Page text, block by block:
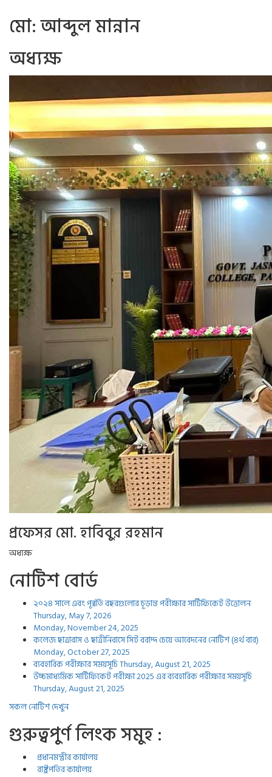
মো: আব্দুল মান্নান
অধ্যক্ষ
প্রফেসর মো. হাবিবুর রহমান
অধ্যক্ষ
নোটিশ বোর্ড
২০২৪ সালে এবং পূর্ব্বর্তি বছরগুলোর চূড়ান্ত পরীক্ষার সার্টিফিকেট উত্তোলন
Thursday, May 7, 2026
Monday, November 24, 2025
কলেজ ছাত্রাবাস ও ছাত্রীনিবাসে সিট বরাদ্দ চেয়ে আবেদনের নোটিশ (৪র্থ বার)
Monday, October 27, 2025
ব্যবহারিক পরীক্ষার সময়সূচিThursday, August 21, 2025
উচ্চমাধ্যমিক সার্টিফিকেট পরীক্ষা 2025 এর ব্যবহারিক পরীক্ষার সময়সূচি
Thursday, August 21, 2025
সকল নোটিশ দেখুন
গুরুত্বপুর্ণ লিংক সমুহ :
প্রধানমন্ত্রীর কার্যালয়
রাষ্ট্রপতির কার্যালয়